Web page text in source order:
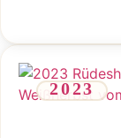
2023